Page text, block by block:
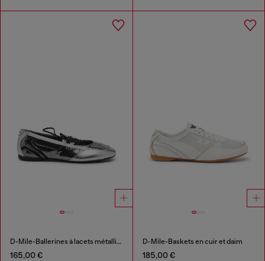
D-Mile-Ballerines à lacets métalliques
165,00 €
D-Mile-Baskets en cuir et daim
185,00 €